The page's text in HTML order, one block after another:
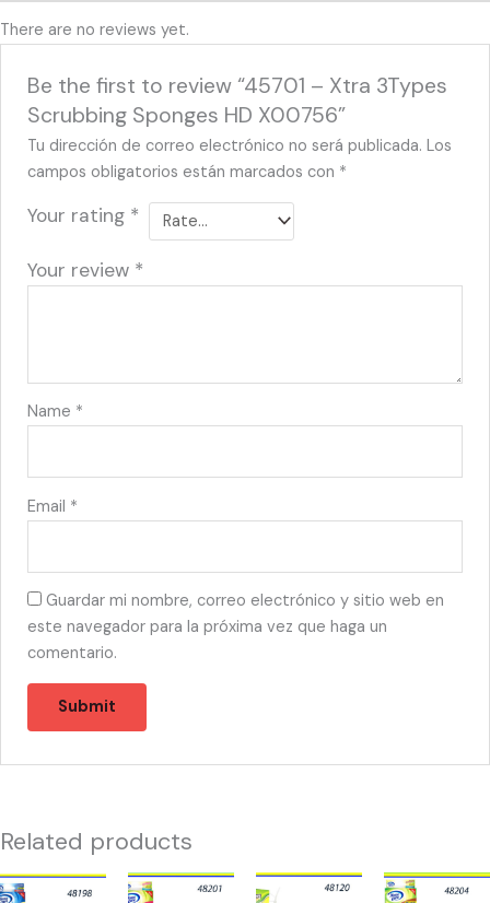
There are no reviews yet.
Be the first to review “45701 – Xtra 3Types
Scrubbing Sponges HD X00756”
Tu dirección de correo electrónico no será publicada. Los
campos obligatorios están marcados con *
Your rating *
Your review *
Name *
Email *
Guardar mi nombre, correo electrónico y sitio web en
este navegador para la próxima vez que haga un
comentario.
Related products
48198
48201
48120
48204